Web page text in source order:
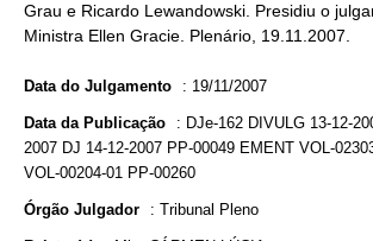
Grau e Ricardo Lewandowski. Presidiu o
Ministra Ellen Gracie. Plenário, 19.11.2007.
Data do Julgamento : 19/11/2007
Data da Publicação : DJe-162 DIVULG 13-12-
2007 DJ 14-12-2007 PP-00049 EMENT VOL-
VOL-00204-01 PP-00260
Órgão Julgador : Tribunal Pleno